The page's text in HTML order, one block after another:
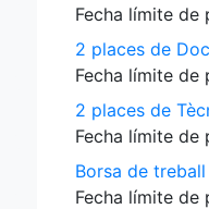
Fecha límite de
2 places de
Fecha límite de
2 places de
Fecha límite de
Borsa de
Fecha límite de